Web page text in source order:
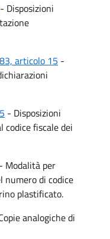
- Disposizioni
articolo 15 -
- Disposizioni
codice fiscale dei
- Modalità per
numero di codice
plastificato.
analogiche di